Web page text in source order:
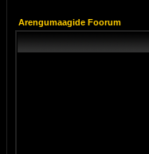
Arengumaagide Foorum